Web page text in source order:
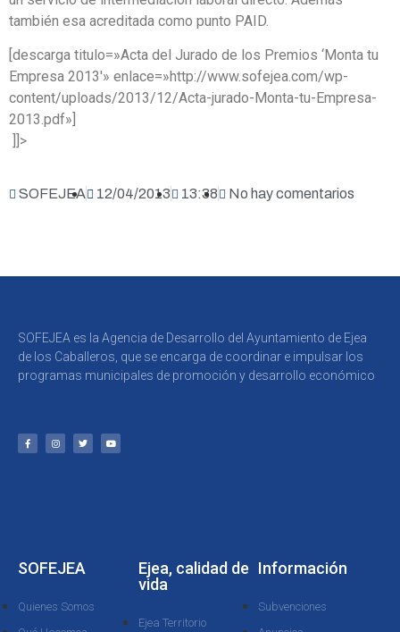
también esa acreditada como punto PAID.
[descarga titulo=»Acta del Jurado de los Premios ‘Monta tu
Empresa 2013′» enlace=»http://www.sofejea.com/wp-
content/uploads/2013/12/Acta-jurado-Monta-tu-Empresa-
2013.pdf»]
]]>
SOFEJEA 12/04/2013 13:38 No hay comentarios
SOFEJEA es la Agencia de Desarrollo del Ayuntamiento de Ejea
de los Caballeros, que se encarga de coordinar e impulsar los
programas municipales de promoción y desarrollo económico
SOFEJEA
Quienes Somos
Ejea, calidad de
vida
Ejea Territorio
Información
Subvenciones